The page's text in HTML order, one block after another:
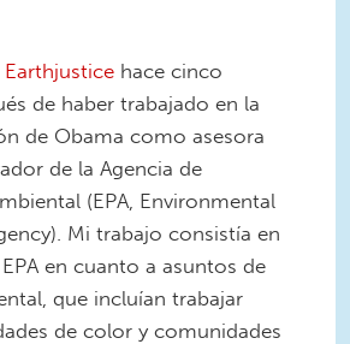
Earthjustice hace cinco
de haber trabajado en la
de Obama como asesora
de la Agencia de
(EPA, Environmental
Mi trabajo consistía en
en cuanto a asuntos de
que incluían trabajar
de color y comunidades